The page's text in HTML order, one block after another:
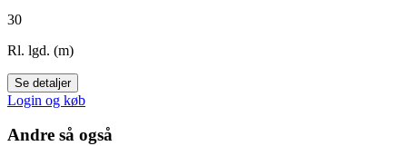
30
Rl. lgd. (m)
Se detaljer
Login og køb
Andre så også